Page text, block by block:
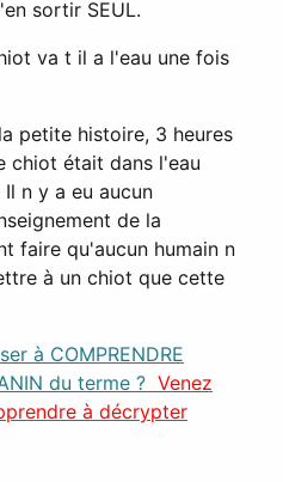
sortir SEUL.
va t il a l'eau une fois
petite histoire, 3 heures
chiot était dans l'eau
n y a eu aucun
de la
faire qu'aucun humain n
à un chiot que cette
à COMPRENDRE
du terme ? Venez
à décrypter